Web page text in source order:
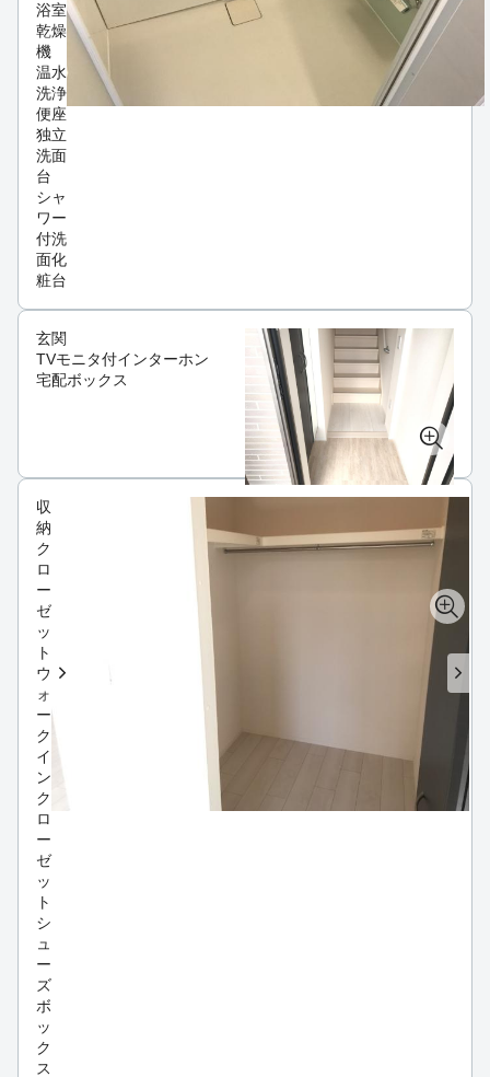
浴室
乾燥
機
温水
洗浄
便座
独立
洗面
台
シャ
ワー
付洗
面化
粧台
玄関
TVモニタ付インターホン
宅配ボックス
収
納
ク
ロ
ー
ゼ
ッ
ト
ウ
ォ
ー
ク
イ
ン
ク
ロ
ー
ゼ
ッ
ト
シ
ュ
ー
ズ
ボ
ッ
ク
ス